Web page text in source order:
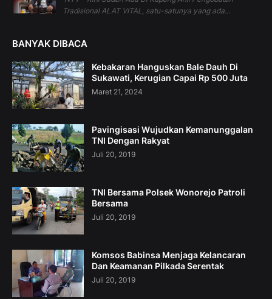
Tradisional ALAT VITAL, satu-satunya yang ada...
BANYAK DIBACA
Kebakaran Hanguskan Bale Dauh Di
Sukawati, Kerugian Capai Rp 500 Juta
Maret 21, 2024
Pavingisasi Wujudkan Kemanunggalan
TNI Dengan Rakyat
Juli 20, 2019
TNI Bersama Polsek Wonorejo Patroli
Bersama
Juli 20, 2019
Komsos Babinsa Menjaga Kelancaran
Dan Keamanan Pilkada Serentak
Juli 20, 2019